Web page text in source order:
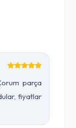
parça
fiyatlar